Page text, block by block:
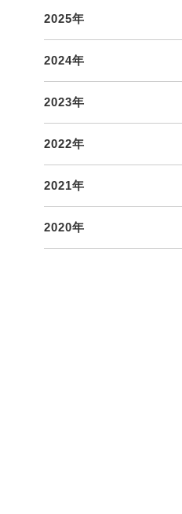
2025年
2024年
2023年
2022年
2021年
2020年